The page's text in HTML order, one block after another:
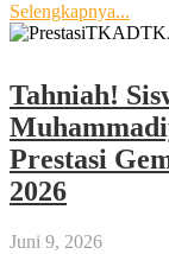
Selengkapnya...
Tahniah!
Prestasi
2026
Juni 9, 2026